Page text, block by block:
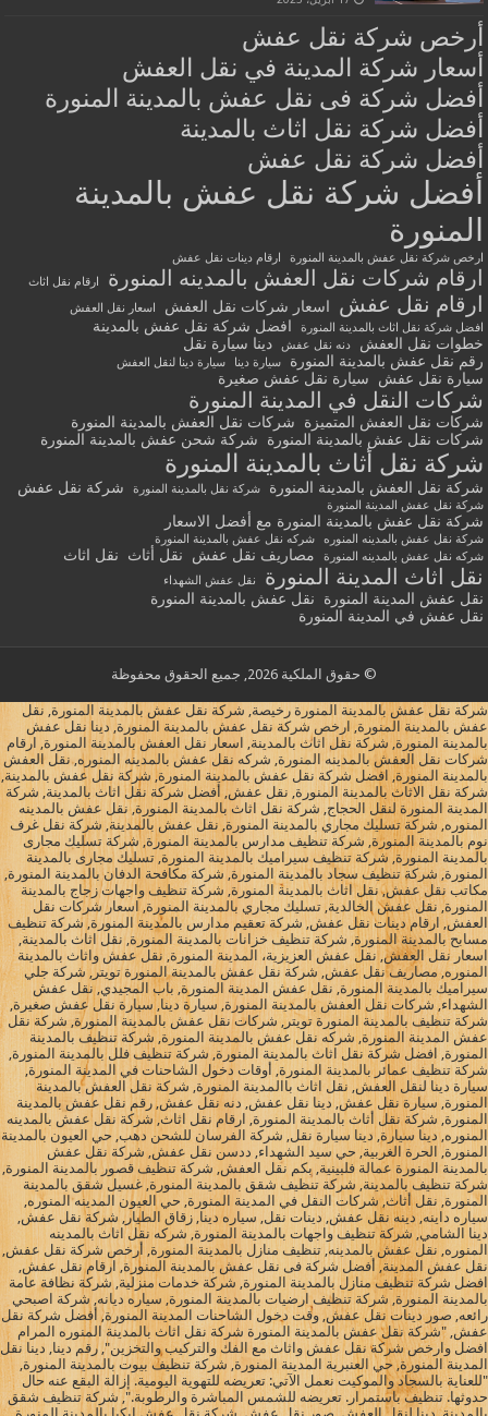
أرخص شركة نقل عفش
أسعار شركة المدينة في نقل العفش
أفضل شركة فى نقل عفش بالمدينة المنورة
أفضل شركة نقل اثاث بالمدينة
أفضل شركة نقل عفش
أفضل شركة نقل عفش بالمدينة
المنورة
ارخص شركة نقل عفش بالمدينة المنورة ارقام دينات نقل عفش
ارقام شركات نقل العفش بالمدينه المنورة ارقام نقل اثاث
ارقام نقل عفش اسعار شركات نقل العفش
اسعار نقل العفش
افضل شركة نقل اثاث بالمدينة المنورة
افضل شركة نقل عفش بالمدينة
خطوات نقل العفش
دنه نقل عفش
دينا سيارة نقل
رقم نقل عفش بالمدينة المنورة
سيارة دينا سيارة دينا لنقل العفش
سيارة نقل عفش سيارة نقل عفش صغيرة
شركات النقل في المدينة المنورة
شركات نقل العفش المتميزة
شركات نقل العفش بالمدينة المنورة
شركات نقل عفش بالمدينة المنورة
شركة شحن عفش بالمدينة المنورة
شركة نقل أثاث بالمدينة المنورة
شركة نقل العفش بالمدينة المنورة شركة نقل بالمدينة المنورة شركة نقل عفش
شركة نقل عفش المدينة المنورة
شركة نقل عفش بالمدينة المنورة مع أفضل الاسعار
شركة نقل عفش بالمدينه المنوره
شركه نقل عفش بالمدينة المنورة
شركه نقل عفش بالمدينه المنورة
مصاريف نقل عفش نقل أثاث نقل اثاث
نقل اثاث المدينة المنورة نقل عفش الشهداء
نقل عفش المدينة المنورة
نقل عفش بالمدينة المنورة
نقل عفش في المدينة المنورة
© حقوق الملكية 2026, جميع الحقوق محفوظة
شركة نقل عفش بالمدينة المنورة رخيصة, شركة نقل عفش بالمدينة المنورة, نقل
عفش بالمدينة المنورة, ارخص شركة نقل عفش بالمدينة المنورة, دينا نقل عفش
بالمدينة المنورة, شركة نقل اثاث بالمدينة, اسعار نقل العفش بالمدينة المنورة, ارقام
شركات نقل العفش بالمدينه المنورة, شركه نقل عفش بالمدينه المنوره, نقل العفش
بالمدينة المنورة, افضل شركة نقل عفش بالمدينة المنورة, شركة نقل عفش بالمدينة,
شركة نقل الاثاث بالمدينة المنورة, نقل عفش, أفضل شركة نقل اثاث بالمدينة, شركة
المدينة المنورة لنقل الحجاج, شركة نقل اثاث بالمدينة المنورة, نقل عفش بالمدينه
المنوره, شركة تسليك مجاري بالمدينة المنورة, نقل عفش بالمدينة, شركة نقل غرف
نوم بالمدينة المنورة, شركة تنظيف مدارس بالمدينة المنورة, شركة تسليك مجارى
بالمدينة المنورة, شركة تنظيف سيراميك بالمدينة المنورة, تسليك مجارى بالمدينة
المنورة, شركة تنظيف سجاد بالمدينة المنورة, شركة مكافحة الدفان بالمدينة المنورة,
مكاتب نقل عفش, نقل اثاث بالمدينة المنورة, شركة تنظيف واجهات زجاج بالمدينة
المنورة, نقل عفش الخالدية, تسليك مجاري بالمدينة المنورة, اسعار شركات نقل
العفش, ارقام دينات نقل عفش, شركة تعقيم مدارس بالمدينة المنورة, شركة تنظيف
مسابح بالمدينة المنورة, شركة تنظيف خزانات بالمدينة المنورة, نقل اثاث بالمدينة,
اسعار نقل العفش, نقل عفش العزيزية، المدينة المنورة, نقل عفش واثاث بالمدينة
المنوره, مصاريف نقل عفش, شركة نقل عفش بالمدينة المنورة تويتر, شركة جلي
سيراميك بالمدينة المنورة, نقل عفش المدينة المنورة, باب المجيدي, نقل عفش
الشهداء, شركات نقل العفش بالمدينة المنورة, سيارة دينا, سيارة نقل عفش صغيرة,
شركة تنظيف بالمدينة المنورة تويتر, شركات نقل عفش بالمدينة المنورة, شركة نقل
عفش المدينة المنورة, شركه نقل عفش بالمدينة المنورة, شركة تنظيف بالمدينة
المنورة, افضل شركة نقل اثاث بالمدينة المنورة, شركة تنظيف فلل بالمدينة المنورة,
شركة تنظيف عمائر بالمدينة المنورة, أوقات دخول الشاحنات في المدينة المنورة,
سيارة دينا لنقل العفش, نقل اثاث باالمدينة المنورة, شركة نقل العفش بالمدينة
المنورة, سيارة نقل عفش, دينا نقل عفش, دنه نقل عفش, رقم نقل عفش بالمدينة
المنورة, شركة نقل أثاث بالمدينة المنورة, ارقام نقل اثاث, شركة نقل عفش بالمدينه
المنوره, دينا سيارة, دينا سيارة نقل, شركة الفرسان للشحن دهب, حي العيون بالمدينة
المنورة, الحرة الغربية, حي سيد الشهداء, ددسن نقل عفش, شركة نقل عفش
بالمدينة المنورة عمالة فلبينية, بكم نقل العفش, شركة تنظيف قصور بالمدينة المنورة,
شركة تنظيف بالمدينة, شركة تنظيف شقق بالمدينة المنورة, غسيل شقق بالمدينة
المنورة, نقل أثاث, شركات النقل في المدينة المنورة, حي العيون المدينه المنوره,
سياره داينه, دينه نقل عفش, دينات نقل, سياره دينا, زقاق الطيار, شركة نقل عفش,
دينا الشامي, شركة تنظيف واجهات بالمدينة المنورة, شركه نقل اثاث بالمدينه
المنوره, نقل عفش بالمدينه, تنظيف منازل بالمدينة المنورة, أرخص شركة نقل عفش,
نقل عفش المدينة, أفضل شركة فى نقل عفش بالمدينة المنورة, ارقام نقل عفش,
افضل شركة تنظيف منازل بالمدينة المنورة, شركة خدمات منزلية, شركة نظافة عامة
بالمدينة المنورة, شركة تنظيف ارضيات بالمدينة المنورة, سياره ديانه, شركة اصبحي
رائعه, صور دينات نقل عفش, وقت دخول الشاحنات المدينة المنورة, أفضل شركة نقل
عفش, "شركة نقل عفش بالمدينة المنورة شركة نقل اثاث بالمدينة المنوره المرام
افضل وارخص شركة نقل عفش واثاث مع الفك والتركيب والتخزين", رقم دينا, دينا نقل
المدينة المنورة, حي العنبرية المدينة المنورة, شركة تنظيف بيوت بالمدينة المنورة,
"للعناية بالسجاد والموكيت نعمل الآتي: تعريضه للتهوية اليومية. إزالة البقع عنه حال
حدوثها. تنظيف باستمرار. تعريضه للشمس المباشرة والرطوبة.", شركة تنظيف شقق